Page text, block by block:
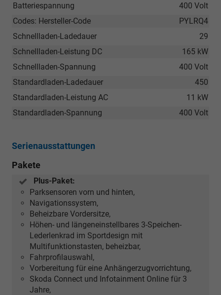
400 Volt
Batteriespannung
PYLRQ4
Codes: Hersteller-Code
29
Schnellladen-Ladedauer
165 kW
Schnellladen-Leistung DC
400 Volt
Schnellladen-Spannung
450
Standardladen-Ladedauer
11 kW
Standardladen-Leistung AC
400 Volt
Standardladen-Spannung
Serienausstattungen
Pakete
Plus-Paket:
Parksensoren vorn und hinten,
Navigationssystem,
Beheizbare Vordersitze,
Höhen- und längeneinstellbares 3-Speichen-
Lederlenkrad im Sportdesign mit
Multifunktionstasten, beheizbar,
Fahrprofilauswahl,
Vorbereitung für eine Anhängerzugvorrichtung,
Skoda Connect und Infotainment Online für 3
Jahre,